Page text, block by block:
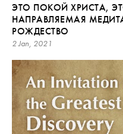
ЭТО ПОКОЙ ХРИСТА,
НАПРАВЛЯЕМАЯ
РОЖДЕСТВО
2 Jan, 2021